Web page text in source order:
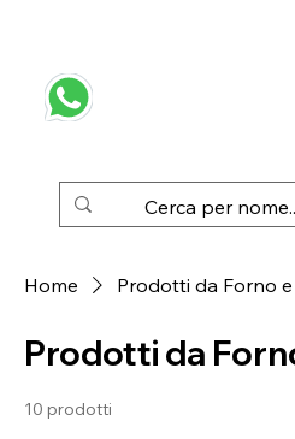
Home Prodotti da Forno e
Prodotti da
10 prodotti